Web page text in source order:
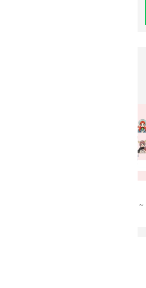
【Dリーグ】Ray世代注目のプロダンサー